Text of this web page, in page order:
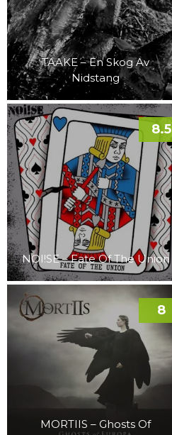
TAAKE – En Skog Av
Nidstang
NOI!SE – Fate Of The Union
8.5
MORTIIS – Ghosts Of
8